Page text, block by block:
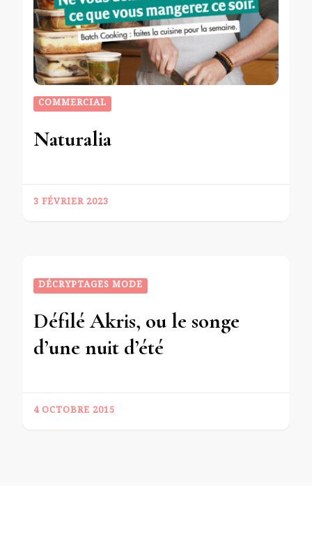
COMMERCIAL
Naturalia
3 FÉVRIER 2023
DÉCRYPTAGES MODE
Défilé Akris, ou le songe
d’une nuit d’été
4 OCTOBRE 2015